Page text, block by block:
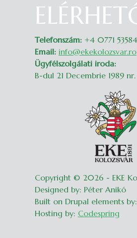
Telefonszám: +4 0771
Email: info@ekekolozsvar.ro
Ügyfélszolgálati iroda:
B-dul 21 Decembrie 1989 nr.
Copyright © 2026 - EKE
Designed by: Péter Anikó
Built on Drupal elements
Hosting by: Codespring